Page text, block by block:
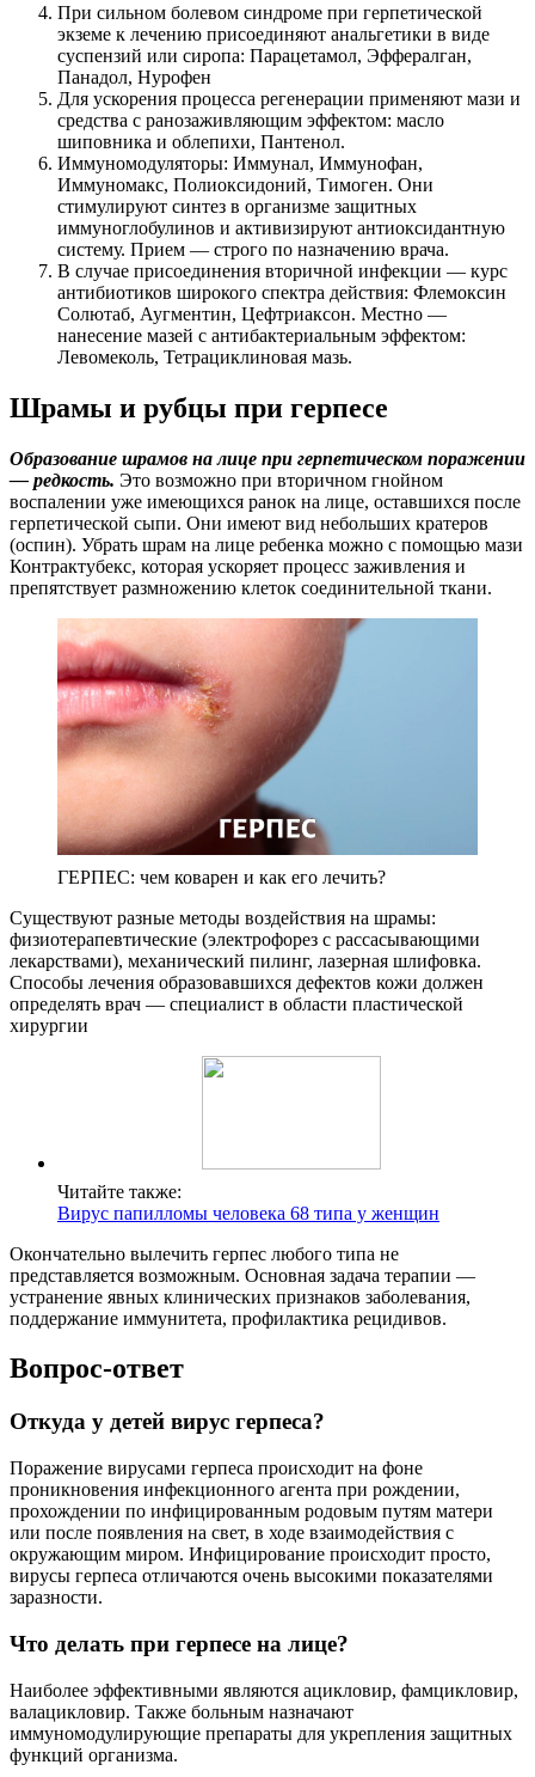
При сильном болевом синдроме при герпетической
экземе к лечению присоединяют анальгетики в виде
суспензий или сиропа: Парацетамол, Эффералган,
Панадол, Нурофен
Для ускорения процесса регенерации применяют мази и
средства с ранозаживляющим эффектом: масло
шиповника и облепихи, Пантенол.
Иммуномодуляторы: Иммунал, Иммунофан,
Иммуномакс, Полиоксидоний, Тимоген. Они
стимулируют синтез в организме защитных
иммуноглобулинов и активизируют антиоксидантную
систему. Прием — строго по назначению врача.
В случае присоединения вторичной инфекции — курс
антибиотиков широкого спектра действия: Флемоксин
Солютаб, Аугментин, Цефтриаксон. Местно —
нанесение мазей с антибактериальным эффектом:
Левомеколь, Тетрациклиновая мазь.
Шрамы и рубцы при герпесе
Образование шрамов на лице при герпетическом поражении
— редкость. Это возможно при вторичном гнойном
воспалении уже имеющихся ранок на лице, оставшихся после
герпетической сыпи. Они имеют вид небольших кратеров
(оспин). Убрать шрам на лице ребенка можно с помощью мази
Контрактубекс, которая ускоряет процесс заживления и
препятствует размножению клеток соединительной ткани.
ГЕРПЕС: чем коварен и как его лечить?
Существуют разные методы воздействия на шрамы:
физиотерапевтические (электрофорез с рассасывающими
лекарствами), механический пилинг, лазерная шлифовка.
Способы лечения образовавшихся дефектов кожи должен
определять врач — специалист в области пластической
хирургии
Читайте также:
Вирус папилломы человека 68 типа у женщин
Окончательно вылечить герпес любого типа не
представляется возможным. Основная задача терапии —
устранение явных клинических признаков заболевания,
поддержание иммунитета, профилактика рецидивов.
Вопрос-ответ
Откуда у детей вирус герпеса?
Поражение вирусами герпеса происходит на фоне
проникновения инфекционного агента при рождении,
прохождении по инфицированным родовым путям матери
или после появления на свет, в ходе взаимодействия с
окружающим миром. Инфицирование происходит просто,
вирусы герпеса отличаются очень высокими показателями
заразности.
Что делать при герпесе на лице?
Наиболее эффективными являются ацикловир, фамцикловир,
валацикловир. Также больным назначают
иммуномодулирующие препараты для укрепления защитных
функций организма.